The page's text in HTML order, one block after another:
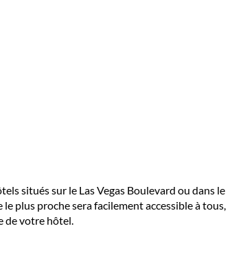
situés sur le Las Vegas Boulevard ou dans le
plus proche sera facilement accessible à tous,
de votre hôtel.